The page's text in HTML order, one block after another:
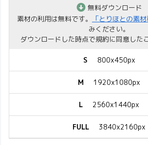
無料ダウンロード
素材の利用は無料です。
「とりほとの素材
みください。
ダウンロードした時点で規約に同意した
S 800x450px
M 1920x1080px
L 2560x1440px
FULL 3840x2160px